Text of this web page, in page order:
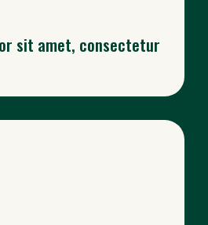
sit amet, consectetur